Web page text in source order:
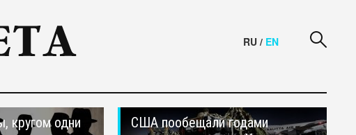
RU / EN
кругом одни
США пообещали годами